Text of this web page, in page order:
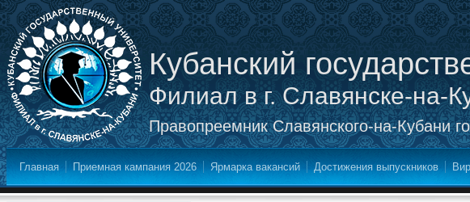
Кубанский
Филиал в г. Славянске-на-
Правопреемник Славянского-на-Кубани
Главная Приемная кампания 2026 Ярмарка вакансий Достижения выпускников